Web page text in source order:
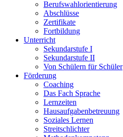
Berufswahlorientierung
Abschlüsse
Zertifikate
Fortbildung
Unterricht
Sekundarstufe I
Sekundarstufe II
Von Schülern für Schüler
Förderung
Coaching
Das Fach Sprache
Lernzeiten
Hausaufgabenbetreuung
Soziales Lernen
Streitschlichter